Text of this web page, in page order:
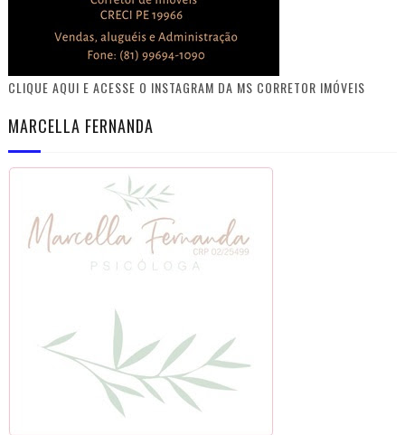
CLIQUE AQUI E ACESSE O INSTAGRAM DA MS CORRETOR IMÓVEIS
MARCELLA FERNANDA